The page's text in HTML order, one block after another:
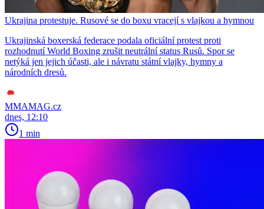
Ukrajina protestuje. Rusové se do boxu vracejí s vlajkou a hymnou
Ukrajinská boxerská federace podala oficiální protest proti
rozhodnutí World Boxing zrušit neutrální status Rusů. Spor se
netýká jen jejich účasti, ale i návratu státní vlajky, hymny a
národních dresů.
MMAMAG.cz
dnes, 12:10
1 min